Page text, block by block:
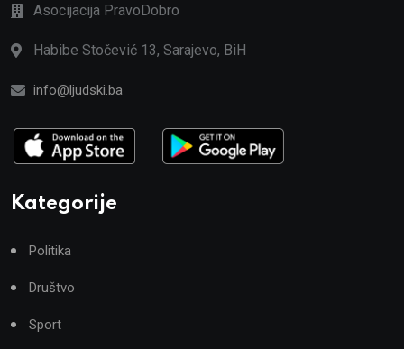
Asocijacija PravoDobro
Habibe Stočević 13, Sarajevo, BiH
info@ljudski.ba
Kategorije
Politika
Društvo
Sport